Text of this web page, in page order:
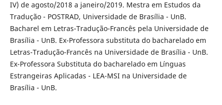
IV) de agosto/2018 a janeiro/2019. Mestra em Estudos da
Tradução - POSTRAD, Universidade de Brasília - UnB.
Bacharel em Letras-Tradução-Francês pela Universidade de
Brasília - UnB. Ex-Professora substituta do bacharelado em
Letras-Tradução-Francês na Universidade de Brasília - UnB.
Ex-Professora Substituta do bacharelado em Línguas
Estrangeiras Aplicadas - LEA-MSI na Universidade de
Brasília - UnB.